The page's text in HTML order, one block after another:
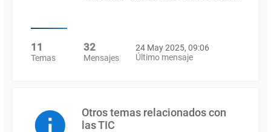
11
Temas
32
Mensajes
24 May 2025, 09:06
Último mensaje
Otros temas relacionados con
las TIC